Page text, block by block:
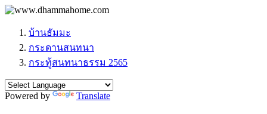
บ้านธัมมะ
กระดานสนทนา
กระทู้สนทนาธรรม 2565
Powered by Translate